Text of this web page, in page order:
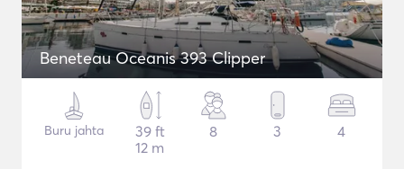
Beneteau Oceanis 393 Clipper
Buru jahta
39 ft
12 m
8 3 4